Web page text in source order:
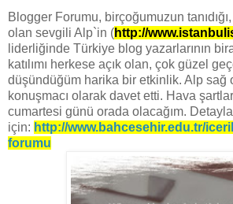
Blogger Forumu, birçoğumuzun
olan sevgili Alp`in (http://
liderliğinde Türkiye blog yazarlarının
katılımı herkese açık olan, çok güzel
düşündüğüm harika bir etkinlik. Alp sağ
konuşmacı olarak davet etti. Hava
cumartesi günü orada olacağım.
için: http://www.bahcesehir.edu.tr/
forumu